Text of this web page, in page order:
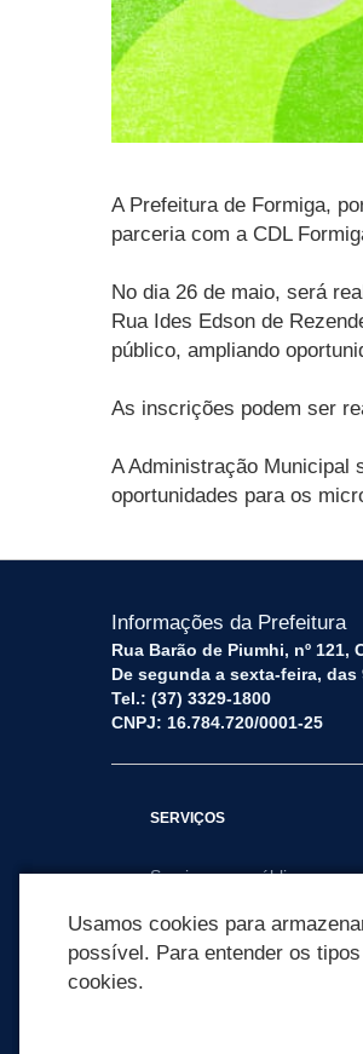
A Prefeitura de Formiga,
parceria com a CDL
No dia 26 de maio, será
Rua Ides Edson de
público, ampliando
As inscrições podem ser
A Administração Municipal
oportunidades para os
Informações da Prefeitura
Rua Barão de Piumhi, nº 121,
De segunda a sexta-feira, das
Tel.: (37) 3329-1800
CNPJ: 16.784.720/0001-25
SERVIÇOS
Serviços por público
Usamos cookies para
possível. Para entender os
cookies.